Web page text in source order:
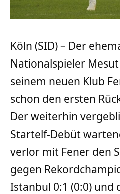
Köln (SID) – Der
Nationalspieler
seinem neuen Klub
schon den ersten
Der weiterhin
Startelf-Debüt
verlor mit Fener den
gegen
Istanbul 0:1 (0:0) und